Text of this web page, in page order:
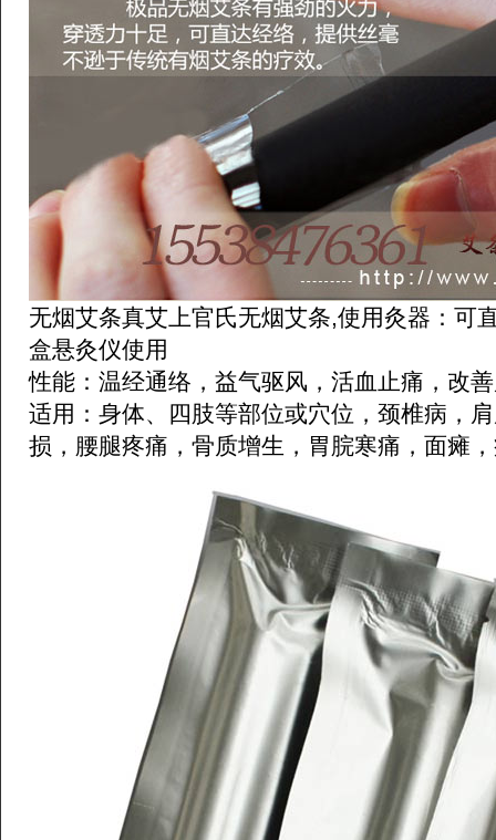
无烟艾条真艾上官氏无烟艾条,使用灸器：可
盒悬灸仪使用
性能：温经通络，益气驱风，活血止痛，改
适用：身体、四肢等部位或穴位，颈椎病，
损，腰腿疼痛，骨质增生，胃脘寒痛，面瘫